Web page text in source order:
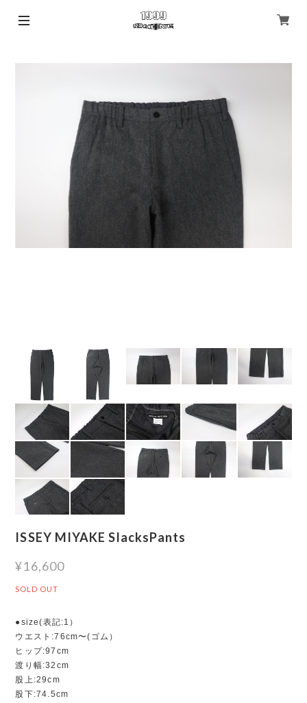
ISSEY MIYAKE SlacksPants
¥16,600
SOLD OUT
●size(表記:1）
ウエスト:76cm〜(ゴム）
ヒップ:97cm
渡り幅:32cm
股上:29cm
股下:74.5cm